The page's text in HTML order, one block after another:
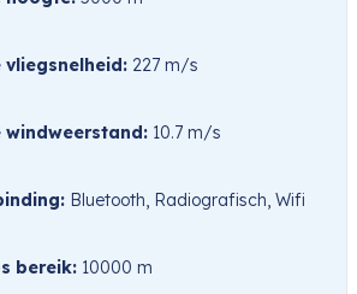
vliegsnelheid: 227 m/s
windweerstand: 10.7 m/s
Bluetooth, Radiografisch, Wifi
bereik: 10000 m